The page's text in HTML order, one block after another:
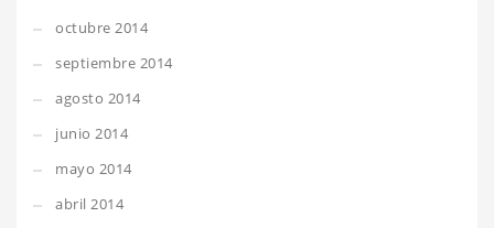
octubre 2014
septiembre 2014
agosto 2014
junio 2014
mayo 2014
abril 2014